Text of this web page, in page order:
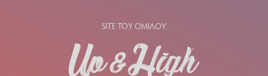
SITE ΤΟΥ ΟΜΙΛΟΥ